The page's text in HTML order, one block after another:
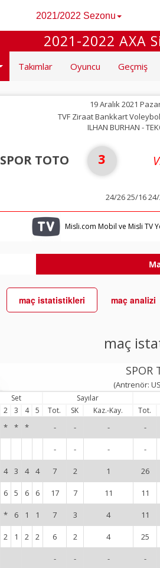
2021/2022 Sezonu
2021-2022 AXA
Takımlar Oyuncu Geçmiş
19 Aralık 2021
TVF Ziraat Bankkart
ILHAN BURHAN -
SPOR TOTO 3
24/26 25/16
Misli.com Mobil ve Misli TV
maç istatistikleri maç analizi
maç
SPOR
(Antrenör:
Set Sayılar
2 3 4 5 Tot. SK Kaz.-Kay. Tot.
* * * - - - -
- - - -
4 3 4 4 7 2 1 26
6 5 6 6 17 7 11 11
* 6 1 1 7 3 4 11
2 1 2 2 6 2 4 25
- - - -